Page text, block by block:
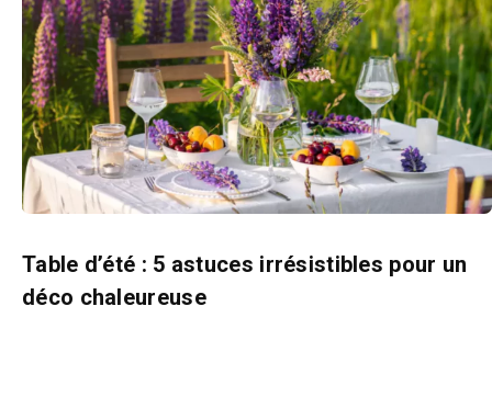
Table d’été : 5 astuces irrésistibles pour un
déco chaleureuse